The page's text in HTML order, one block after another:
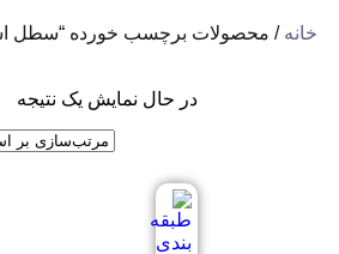
خانه / محصولات برچسب خورده “سطل
در حال نمایش یک نتیجه